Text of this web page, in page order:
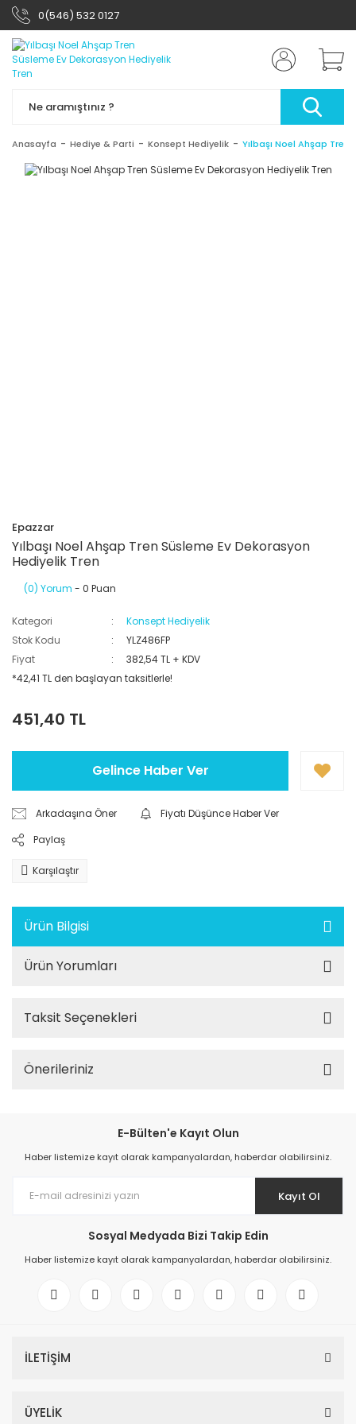
0(546) 532 0127
Anasayfa Hediye & Parti Konsept Hediyelik Yılbaşı Noel Ahşap
Epazzar
Yılbaşı Noel Ahşap Tren Süsleme Ev Dekorasyon
Hediyelik Tren
(0) Yorum - 0 Puan
Kategori
Konsept Hediyelik
Stok Kodu
YLZ486FP
Fiyat
382,54 TL + KDV
*42,41 TL den başlayan taksitlerle!
451,40 TL
Gelince Haber Ver
Arkadaşına Öner
Fiyatı Düşünce Haber Ver
Paylaş
Karşılaştır
Ürün Bilgisi
Ürün Yorumları
Taksit Seçenekleri
Önerileriniz
E-Bülten'e Kayıt Olun
Haber listemize kayıt olarak kampanyalardan, haberdar olabilirsiniz.
Kayıt Ol
Sosyal Medyada Bizi Takip Edin
Haber listemize kayıt olarak kampanyalardan, haberdar olabilirsiniz.
İLETİŞİM
ÜYELİK